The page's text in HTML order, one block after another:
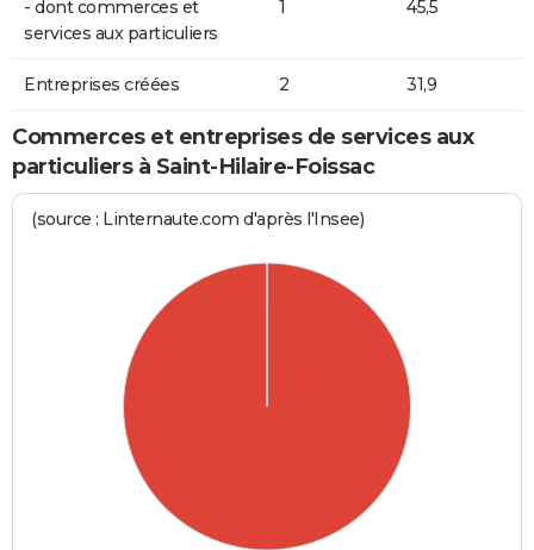
- dont commerces et
services aux particuliers
1 45,5
Entreprises créées 2 31,9
Commerces et entreprises de services aux
particuliers à Saint-Hilaire-Foissac
(source : Linternaute.com d'après l'Insee)